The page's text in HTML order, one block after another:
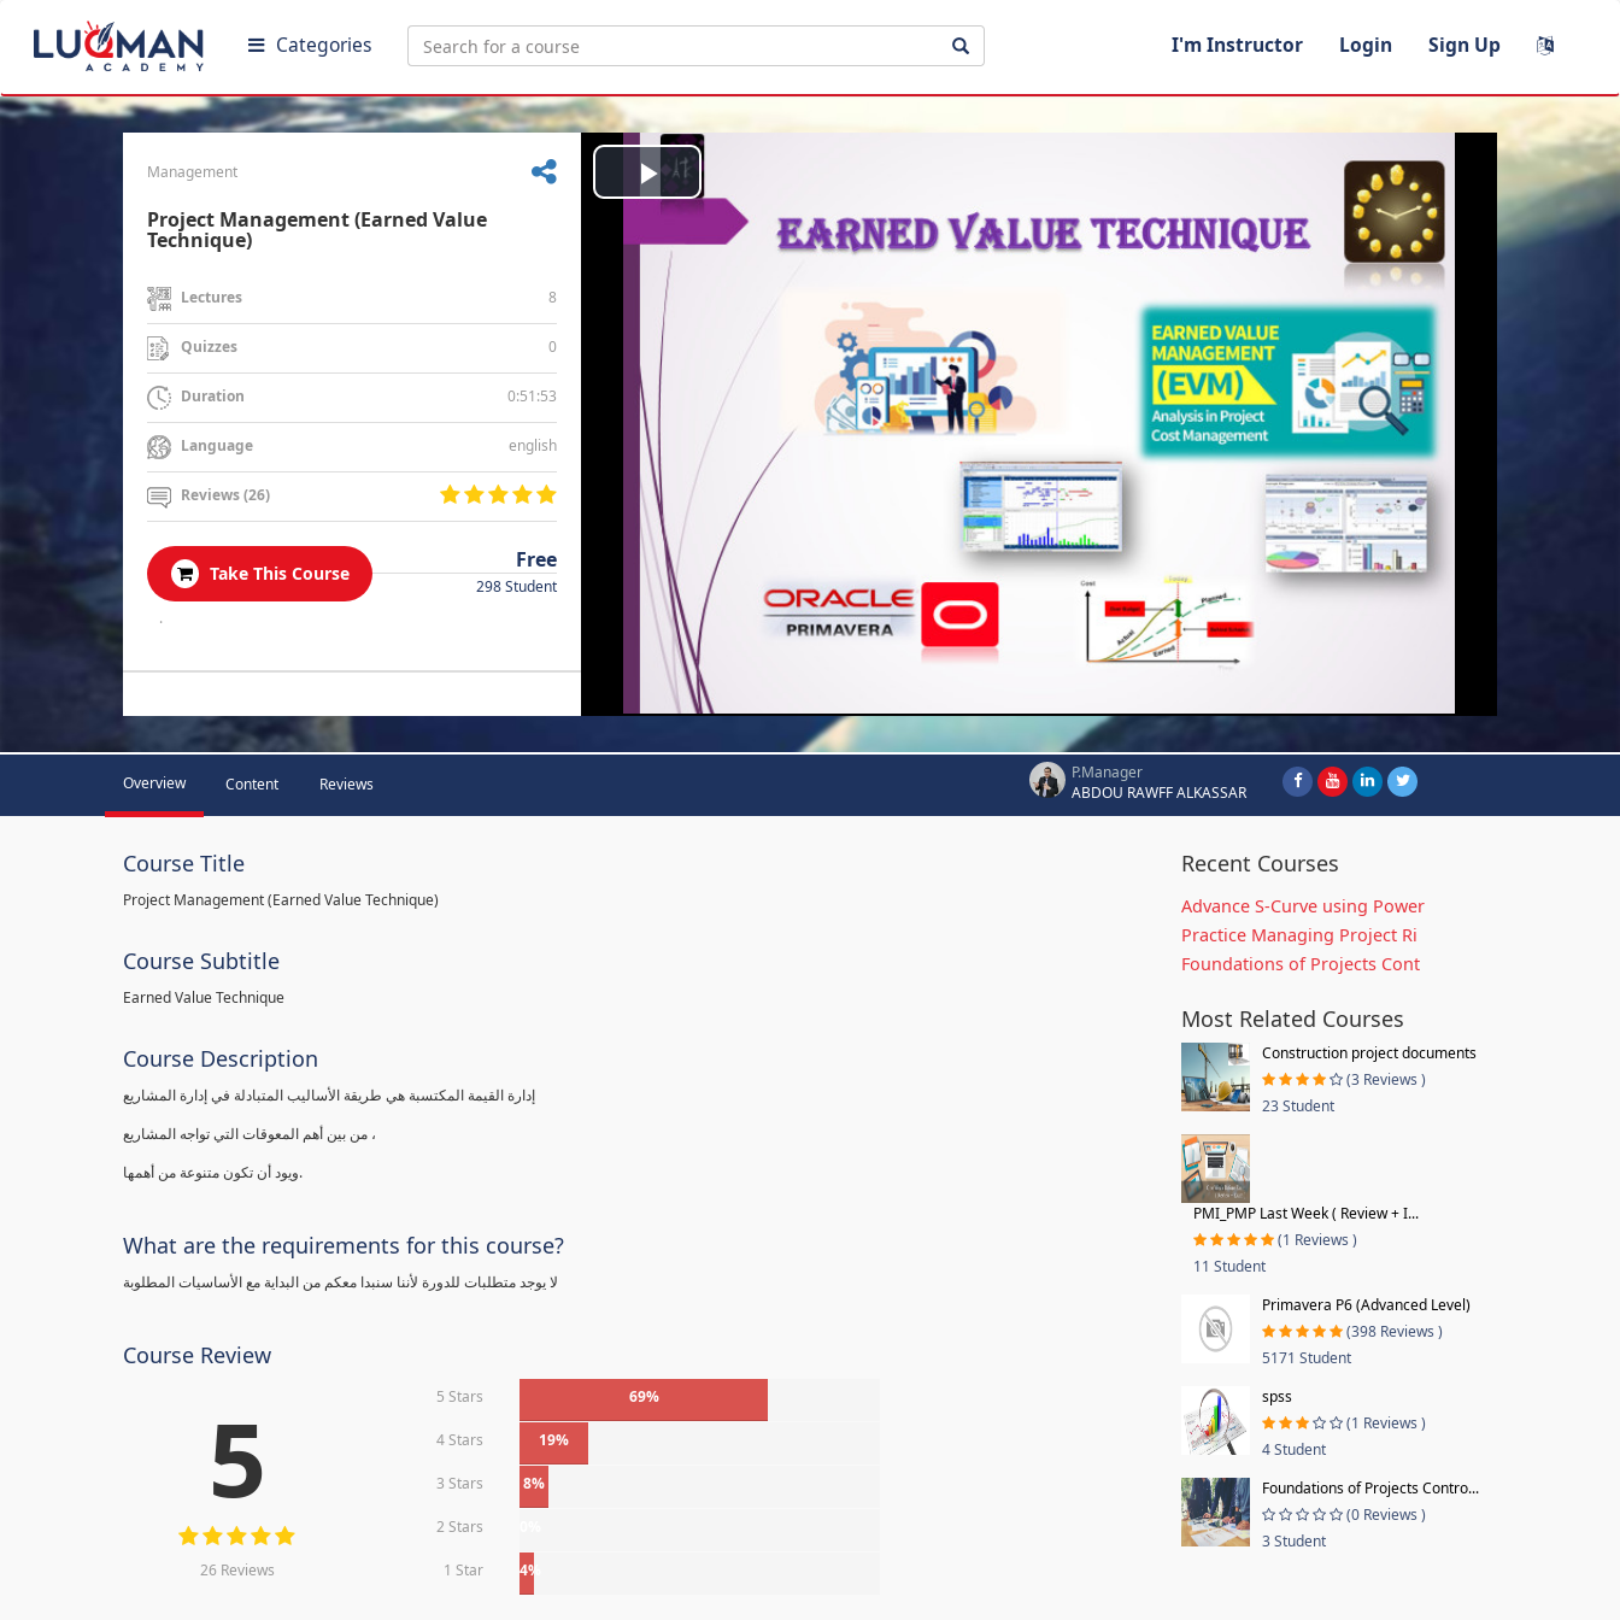
Categories I'm Instructor Login Sign Up
Management
Project Management (Earned Value
Technique)
Lectures 8
Quizzes 0
Duration 0:51:53
Language english
Reviews (26)
Take This Course
Free
298 Student
.
Play
Video
Overview Content Reviews
P.Manager
ABDOU RAWFF ALKASSAR
Course Title
Project Management (Earned Value Technique)
Course Subtitle
Earned Value Technique
Course Description
إدارة القيمة المكتسبة هي طريقة الأساليب المتبادلة في إدارة المشاريع
من بين أهم المعوقات التي تواجه المشاريع ،
ويود أن تكون متنوعة من أهمها.
What are the requirements for this course?
لا يوجد متطلبات للدورة لأننا سنبدا معكم من البداية مع الأساسيات المطلوبة
Course Review
5
26 Reviews
5 Stars 69%
4 Stars 19%
3 Stars 8%
2 Stars
1 Star 4%
Recent Courses
Advance S-Curve using Power
Practice Managing Project Ri
Foundations of Projects Cont
Most Related Courses
Construction project documents
(3 Reviews )
23 Student
PMI_PMP Last Week ( Review + I...
(1 Reviews )
11 Student
Primavera P6 (Advanced Level)
(398 Reviews )
5171 Student
spss
(1 Reviews )
4 Student
Foundations of Projects Contro...
(0 Reviews )
3 Student